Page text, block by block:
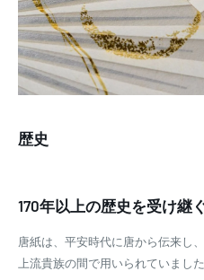
歴史
170年以上の歴史を受け継
唐紙は、平安時代に唐から伝来し
上流貴族の間で用いられていました